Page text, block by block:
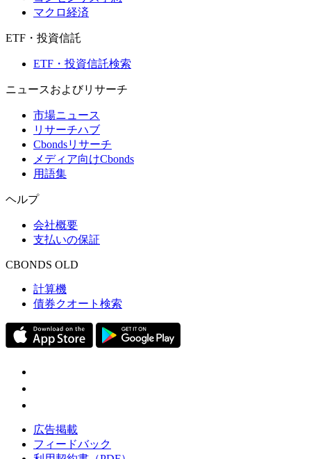
マクロ経済
ETF・投資信託
ETF・投資信託検索
ニュースおよびリサーチ
市場ニュース
リサーチハブ
Cbondsリサーチ
メディア向けCbonds
用語集
ヘルプ
会社概要
支払いの保証
CBONDS OLD
計算機
債券クオート検索
広告掲載
フィードバック